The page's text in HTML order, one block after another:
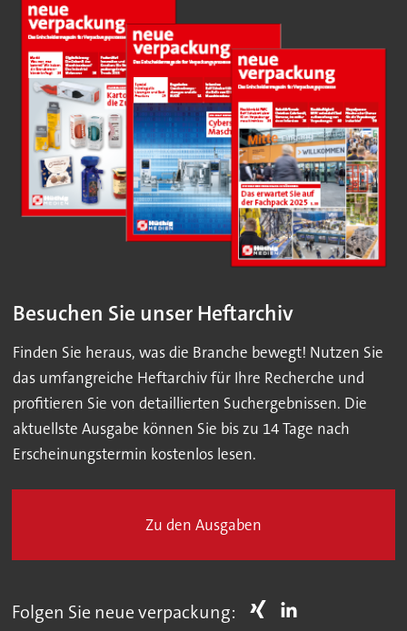
Besuchen Sie unser Heftarchiv
Finden Sie heraus, was die Branche bewegt! Nutzen Sie
das umfangreiche Heftarchiv für Ihre Recherche und
profitieren Sie von detaillierten Suchergebnissen. Die
aktuellste Ausgabe können Sie bis zu 14 Tage nach
Erscheinungstermin kostenlos lesen.
Zu den Ausgaben
Folgen Sie neue verpackung: